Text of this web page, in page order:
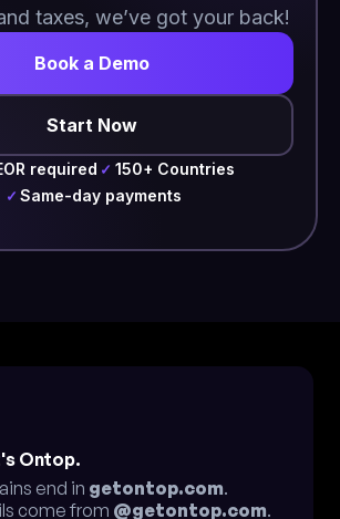
taxes, we’ve got your back!
Book a Demo
Start Now
required ✓ 150+ Countries
✓ Same-day payments
Ontop.
end in getontop.com.
come from @getontop.com.